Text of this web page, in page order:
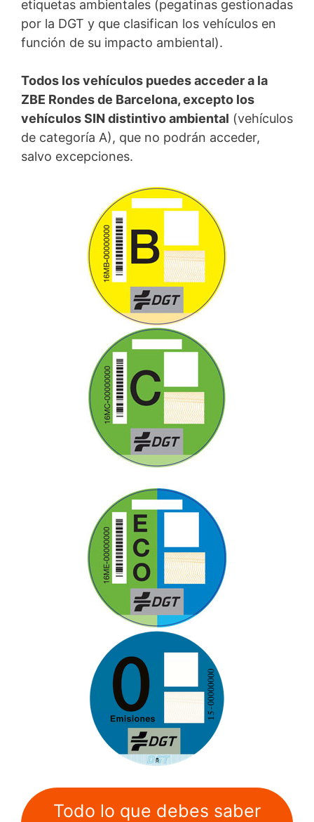
etiquetas ambientales (pegatinas gestionadas
por la DGT y que clasifican los vehículos en
función de su impacto ambiental).
Todos los vehículos puedes acceder a la
ZBE Rondes de Barcelona, excepto los
vehículos SIN distintivo ambiental (vehículos
de categoría A), que no podrán acceder,
salvo excepciones.
Todo lo que debes saber